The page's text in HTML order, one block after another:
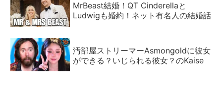
MrBeast結婚！QT Cinderellaと
Ludwigも婚約！ネット有名人の結婚話
汚部屋ストリーマーAsmongoldに彼女
ができる？いじられる彼女？のKaise